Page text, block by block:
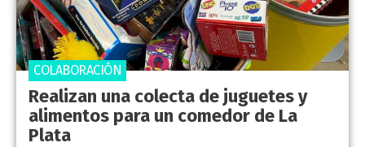
Realizan una colecta de juguetes y
alimentos para un comedor de La
Plata
COLABORACIÓN